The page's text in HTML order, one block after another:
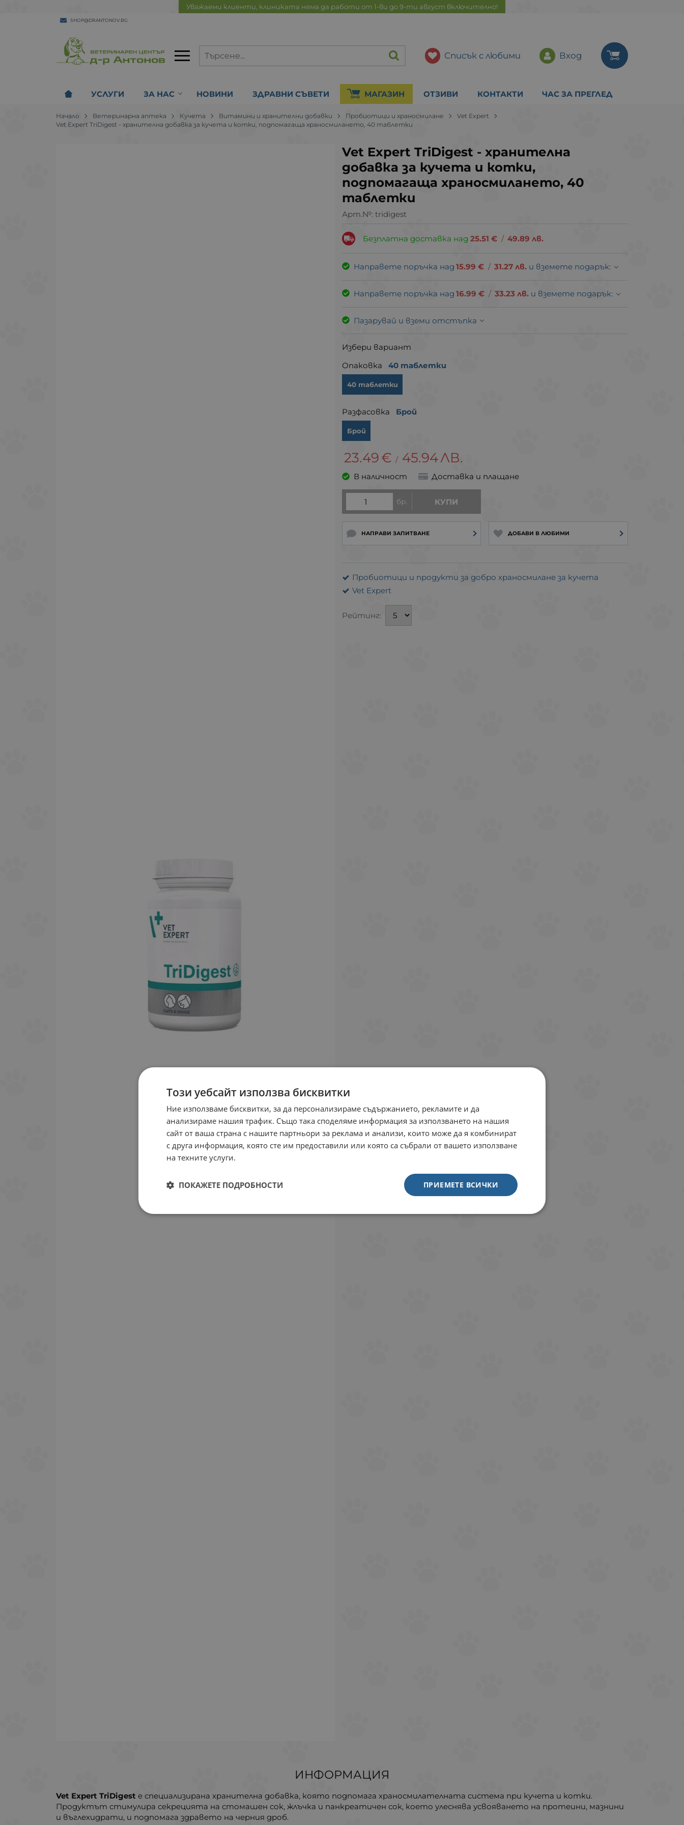
Уважаеми клиенти, клиниката няма да работи от 1-ви до 9-ти август включително!
SHOP@DRANTONOV.BG
Списък с любими Вход
УСЛУГИ ЗА НАС НОВИНИ ЗДРАВНИ СЪВЕТИ МАГАЗИН ОТЗИВИ КОНТАКТИ ЧАС ЗА ПРЕГЛЕД
Начало Ветеринарна аптека Кучета Витамини и хранителни добавки Пробиотици и храносмилане
Vet Expert
Vet Expert TriDigest - хранителна добавка за кучета и котки, подпомагаща храносмилането, 40 таблетки
Vet Expert TriDigest - хранителна
добавка за кучета и котки,
подпомагаща храносмилането, 40
таблетки
Арт.№: tridigest
Безплатна доставка над25.51 € / 49.89 лв.
Направете поръчка над 15.99 € / 31.27 лв. и вземете подарък:
Направете поръчка над 16.99 € / 33.23 лв. и вземете подарък:
Пазарувай и вземи отстъпка
Избери вариант
Опаковка
40 таблетки
40 таблетки
Разфасовка Брой
Брой
23.49€ / 45.94ЛВ.
В наличност Доставка и плащане
бр. КУПИ
НАПРАВИ ЗАПИТВАНЕ ДОБАВИ В ЛЮБИМИ
Пробиотици и продукти за добро храносмилане за кучета
Vet Expert
Рейтинг:
ИНФОРМАЦИЯ
Vet Expert TriDigestе специализирана хранителна добавка, която подпомага храносмилателната система при кучета и котки.
Продуктът стимулира секрецията на стомашен сок, жлъчка и панкреатичен сок, което улеснява усвояването на протеини, мазнини
и въглехидрати, и подпомага здравето на черния дроб.
Този уебсайт използва бисквитки
Ние използваме бисквитки, за да персонализираме съдържанието, рекламите и да
анализираме нашия трафик. Също така споделяме информация за използването на нашия
сайт от ваша страна с нашите партньори за реклама и анализи, които може да я комбинират
с друга информация, която сте им предоставили или която са събрали от вашето използване
на техните услуги.
ПРИЕМЕТЕ ВСИЧКИ
ПОКАЖЕТЕ ПОДРОБНОСТИ